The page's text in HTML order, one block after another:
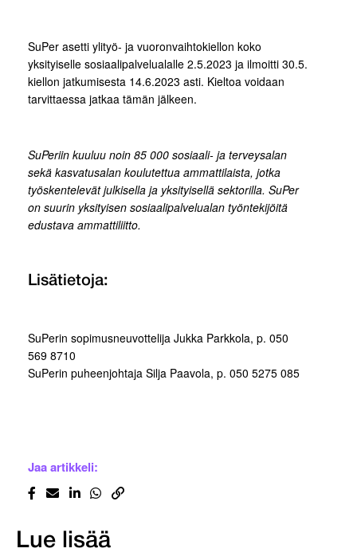
SuPer asetti ylityö- ja vuoronvaihtokiellon koko
yksityiselle sosiaalipalvelualalle 2.5.2023 ja ilmoitti 30.5.
kiellon jatkumisesta 14.6.2023 asti. Kieltoa voidaan
tarvittaessa jatkaa tämän jälkeen.
SuPeriin kuuluu noin 85 000 sosiaali- ja terveysalan
sekä kasvatusalan koulutettua ammattilaista, jotka
työskentelevät julkisella ja yksityisellä sektorilla. SuPer
on suurin yksityisen sosiaalipalvelualan työntekijöitä
edustava ammattiliitto.
Lisätietoja:
SuPerin sopimusneuvottelija Jukka Parkkola, p. 050
569 8710
SuPerin puheenjohtaja Silja Paavola, p. 050 5275 085
Jaa artikkeli:
Lue lisää